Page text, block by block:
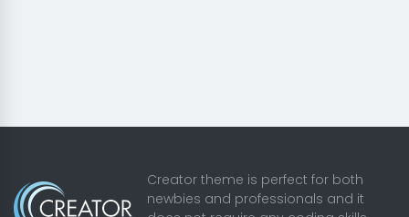
Creator theme is perfect for both
newbies and professionals and it